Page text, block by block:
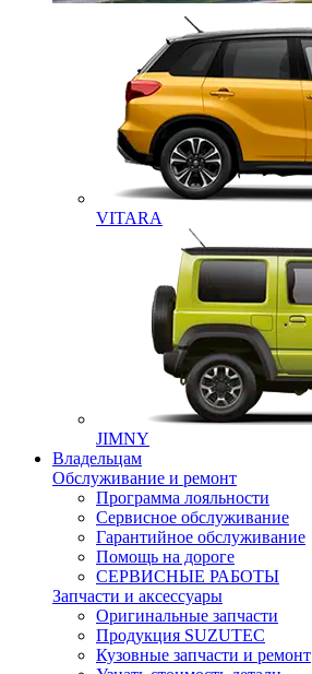
VITARA
JIMNY
Владельцам
Обслуживание и ремонт
Программа лояльности
Сервисное обслуживание
Гарантийное обслуживание
Помощь на дороге
СЕРВИСНЫЕ РАБОТЫ
Запчасти и аксессуары
Оригинальные запчасти
Продукция SUZUTEC
Кузовные запчасти и ремонт